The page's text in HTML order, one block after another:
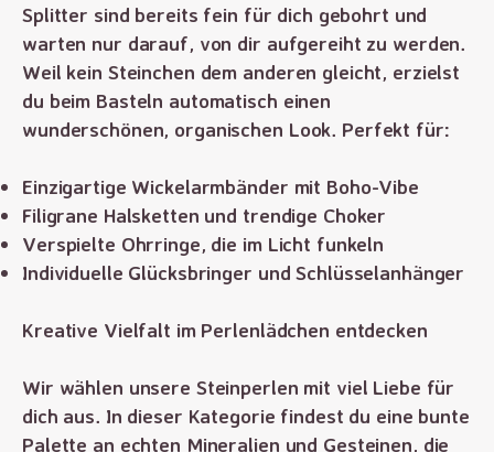
Splitter sind bereits fein für dich gebohrt und
warten nur darauf, von dir aufgereiht zu werden.
Weil kein Steinchen dem anderen gleicht, erzielst
du beim Basteln automatisch einen
wunderschönen, organischen Look. Perfekt für:
Einzigartige Wickelarmbänder mit Boho-Vibe
Filigrane Halsketten und trendige Choker
Verspielte Ohrringe, die im Licht funkeln
Individuelle Glücksbringer und Schlüsselanhänger
Kreative Vielfalt im Perlenlädchen entdecken
Wir wählen unsere Steinperlen mit viel Liebe für
dich aus. In dieser Kategorie findest du eine bunte
Palette an echten Mineralien und Gesteinen, die